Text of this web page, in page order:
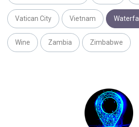
Vatican City Vietnam Waterfall
Wine Zambia Zimbabwe